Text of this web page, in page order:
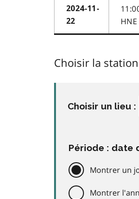
2024-11-
22
HNE
Choisir la
Choisir un lieu :
Période : date
Montrer un
Montrer